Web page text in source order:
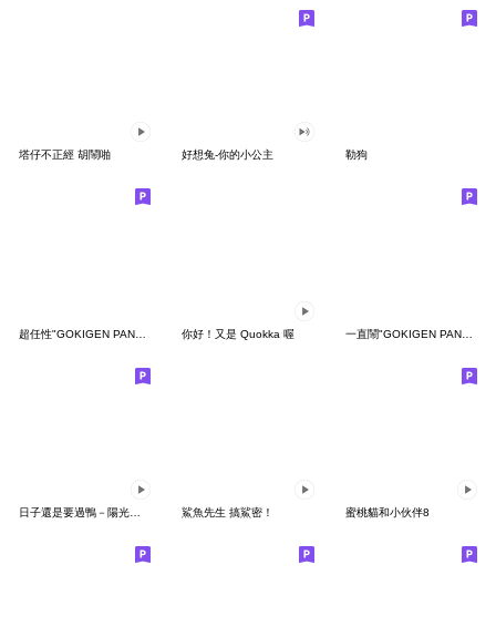
塔仔不正經 胡鬧啪 好想兔-你的小公主 勒狗
你好！又是 Quokka 喔 一直鬧"GOKIGEN PANDA" 台灣版
鯊魚先生 搞鯊密！ 蜜桃貓和小伙伴8